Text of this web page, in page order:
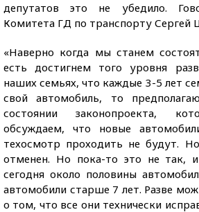
депутатов это не убедило.
Комитета ГД по транспорту
«Наверно когда мы станем
есть достигнем того уровня
наших семьях, что каждые 3-5 лет
свой автомобиль, то
состоянии законопроекта,
обсуждаем, что новые
техосмотр проходить не будут.
отменен. Но пока-то это не так,
сегодня около половины
автомобили старше 7 лет. Разве
о том, что все они технически